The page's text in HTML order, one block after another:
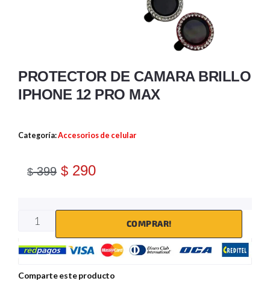
PROTECTOR DE CAMARA BRILLO
IPHONE 12 PRO MAX
Categoría:Accesorios de celular
$399 $ 290
COMPRAR!
Comparte este producto